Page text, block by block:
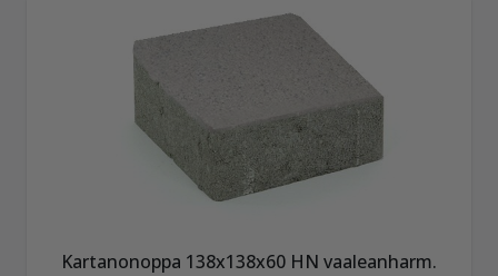
Kartanonoppa 138x138x60 HN vaaleanharm.